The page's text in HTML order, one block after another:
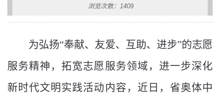
浏览次数：1409
为弘扬“奉献、友爱、互助、进步”的志愿
服务精神，拓宽志愿服务领域，进一步深化
新时代文明实践活动内容，近日，省奥体中